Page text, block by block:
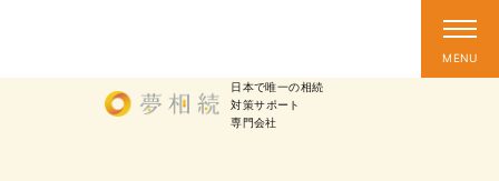
日本で唯一の相続
対策サポート
専門会社